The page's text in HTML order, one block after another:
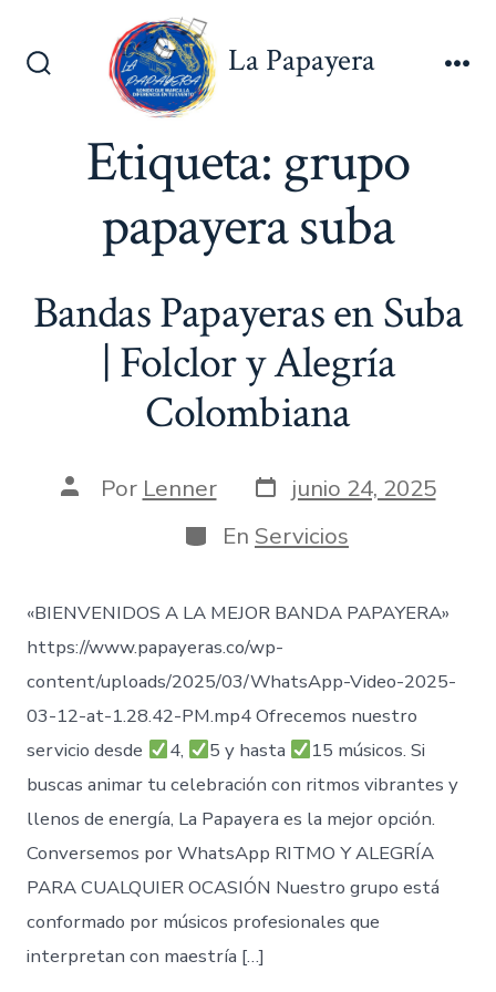
Alternar
La Papayera
Etiqueta: grupo
papayera suba
Bandas Papayeras en Suba
| Folclor y Alegría
Colombiana
AutorPor Lenner Fecha
de
publicación
junio 24, 2025
Categorías
En Servicios
«BIENVENIDOS A LA MEJOR BANDA PAPAYERA»
https://www.papayeras.co/wp-
content/uploads/2025/03/WhatsApp-Video-2025-
03-12-at-1.28.42-PM.mp4 Ofrecemos nuestro
servicio desde
4, 5 y hasta
15 músicos. Si
buscas animar tu celebración con ritmos vibrantes y
llenos de energía, La Papayera es la mejor opción.
Conversemos por WhatsApp RITMO Y ALEGRÍA
PARA CUALQUIER OCASIÓN Nuestro grupo está
conformado por músicos profesionales que
interpretan con maestría […]